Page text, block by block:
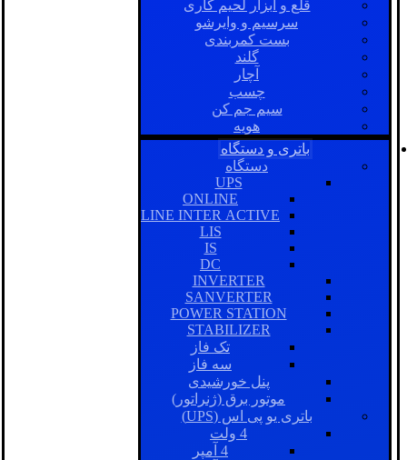
قلع و ابزار لحیم کاری
سرسیم و وایرشو
بست کمربندی
گلند
آچار
چسب
سیم جم کن
هویه
باتری و دستگاه
دستگاه
UPS
ONLINE
LINE INTER ACTIVE
LIS
IS
DC
INVERTER
SANVERTER
POWER STATION
STABILIZER
تک فاز
سه فاز
پنل خورشیدی
موتور برق (ژنراتور)
باتری یو پی اس (UPS)
4 ولت
4 آمپر